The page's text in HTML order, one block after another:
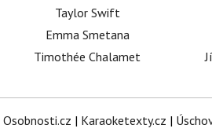
Taylor Swift
Emma Smetana
Timothée Chalamet
Osobnosti.cz | Karaoketexty.cz |